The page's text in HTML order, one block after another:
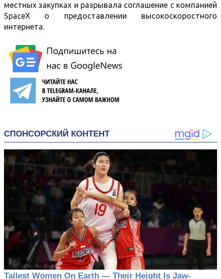
местных закупках и разрывала соглашение с компанией
SpaceX о предоставлении высокоскоростного
интернета.